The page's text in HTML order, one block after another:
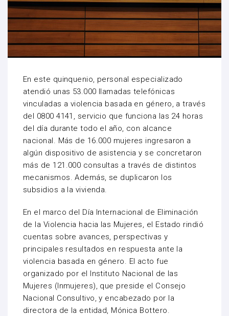
En este quinquenio, personal especializado
atendió unas 53.000 llamadas telefónicas
vinculadas a violencia basada en género, a través
del 0800 4141, servicio que funciona las 24 horas
del día durante todo el año, con alcance
nacional. Más de 16.000 mujeres ingresaron a
algún dispositivo de asistencia y se concretaron
más de 121.000 consultas a través de distintos
mecanismos. Además, se duplicaron los
subsidios a la vivienda.
En el marco del Día Internacional de Eliminación
de la Violencia hacia las Mujeres, el Estado rindió
cuentas sobre avances, perspectivas y
principales resultados en respuesta ante la
violencia basada en género. El acto fue
organizado por el Instituto Nacional de las
Mujeres (Inmujeres), que preside el Consejo
Nacional Consultivo, y encabezado por la
directora de la entidad, Mónica Bottero.